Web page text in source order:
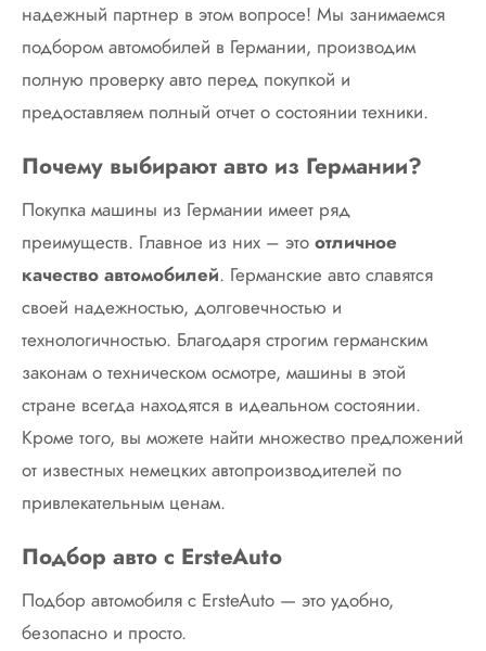
надежный партнер в этом вопросе! Мы занимаемся
подбором автомобилей в Германии, производим
полную проверку авто перед покупкой и
предоставляем полный отчет о состоянии техники.
Почему выбирают авто из Германии?
Покупка машины из Германии имеет ряд
преимуществ. Главное из них – это отличное
качество автомобилей. Германские авто славятся
своей надежностью, долговечностью и
технологичностью. Благодаря строгим германским
законам о техническом осмотре, машины в этой
стране всегда находятся в идеальном состоянии.
Кроме того, вы можете найти множество предложений
от известных немецких автопроизводителей по
привлекательным ценам.
Подбор авто с ErsteAuto
Подбор автомобиля с ErsteAuto — это удобно,
безопасно и просто.